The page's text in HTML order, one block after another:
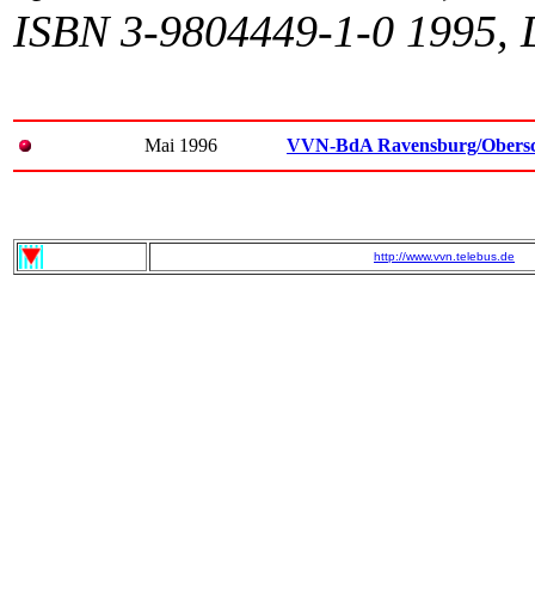
ISBN 3-9804449-1-0 1995,
Mai 1996 VVN-BdA Ravensburg/
http://www.vvn.telebus.de